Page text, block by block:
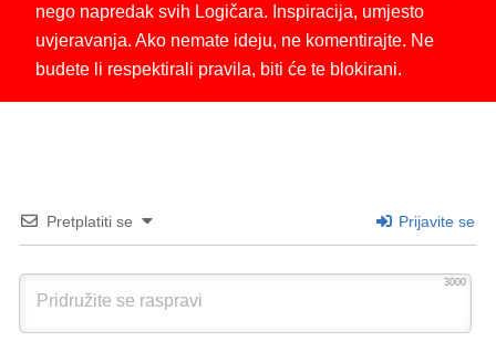
nego napredak svih Logičara. Inspiracija, umjesto
uvjeravanja. Ako nemate ideju, ne komentirajte. Ne
budete li respektirali pravila, biti će te blokirani.
Pretplatiti se Prijavite se
3000